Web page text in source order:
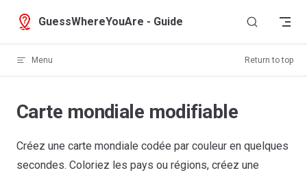
Skip to content
GuessWhereYouAre - Guide
Menu Return to top
Carte mondiale modifiable
Créez une carte mondiale codée par couleur en quelques
secondes. Coloriez les pays ou régions, créez une